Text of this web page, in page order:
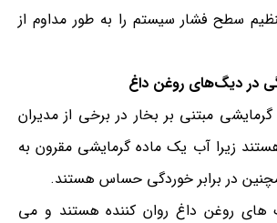
سطح فشار سیستم را به طور مداوم از
مبتنی بر بخار در برخی از مدیران
زیرا آب یک ماده گرمایشی مقرون به
در برابر خوردگی حساس هستند.
های روغن داغ روان کننده هستند و می